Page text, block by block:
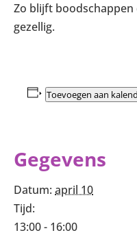
Zo blijft
gezellig.
Toevoegen aan
Gegevens
Datum: april 10
Tijd:
13:00 - 16:00